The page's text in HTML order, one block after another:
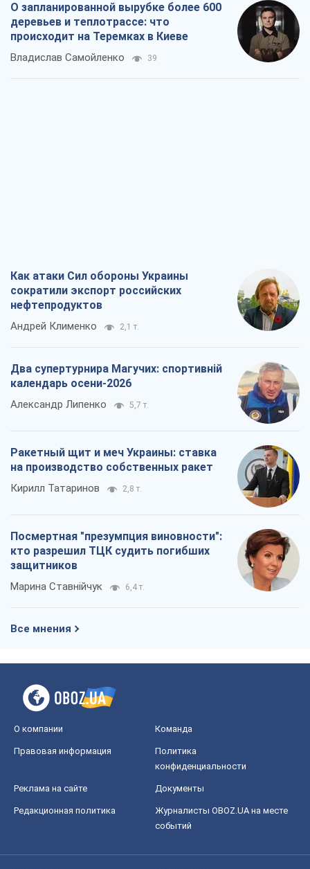
О запланированной вырубке более 600
деревьев и теплотрассе: что
происходит на Теремках в Киеве
Владислав Самойленко 39
Как атаки Сил обороны Украины
сократили экспорт российских
нефтепродуктов
Андрей Клименко 2,1 т.
Два супертурнира Магучих: спортивній
календарь осени-2026
Александр Липенко 5,7 т.
Ракетный щит и меч Украины: ставка
на производство собственных ракет
Кирилл Татаринов 2,8 т.
Посмертная "презумпция виновности":
кто разрешил ТЦК судить погибших
защитников
Марина Ставнійчук 6,4 т.
Все мнения
О компании Команда
Правовая информация
Политика
конфиденциальности
Реклама на сайте Документы
Редакционная политика
Журналисты OBOZ.UA на месте
событий